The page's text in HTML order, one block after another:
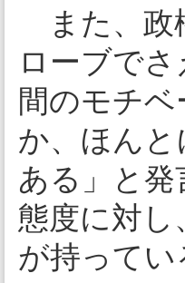
また、政
ローブで
間のモチ
か、ほん
ある」と発
態度に対
が持って